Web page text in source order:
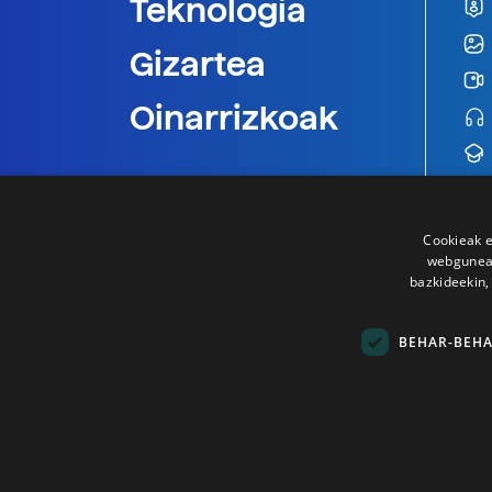
Teknologia
Gizartea
Oinarrizkoak
Cookieak
BEHAR-